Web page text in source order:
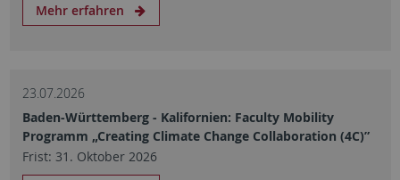
Mehr erfahren
23.07.2026
Baden-Württemberg - Kalifornien: Faculty Mobility
Programm „Creating Climate Change Collaboration (4C)”
Frist: 31. Oktober 2026